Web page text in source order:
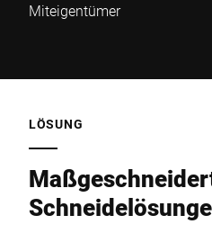
Miteigentümer
LÖSUNG